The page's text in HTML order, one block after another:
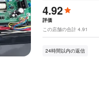
4.92
評価
この店舗の合計 4.91
24時間以内の返信